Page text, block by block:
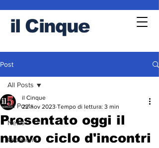
il Cinque
Post
All Posts
News
Cronache
All Posts
Presentato oggi il
nuovo ciclo d'incontri
il Cinque
22 nov 2023 Tempo di lettura: 3 min